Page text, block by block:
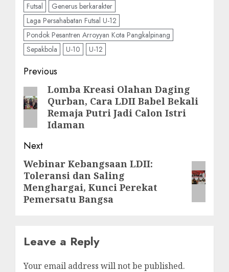
Futsal
Generus berkarakter
Laga Persahabatan Futsal U-12
Pondok Pesantren Arroyyan Kota Pangkalpinang
Sepakbola
U-10 U-12
Previous
Lomba Kreasi Olahan Daging
Qurban, Cara LDII Babel Bekali
Remaja Putri Jadi Calon Istri
Idaman
Next
Webinar Kebangsaan LDII:
Toleransi dan Saling
Menghargai, Kunci Perekat
Pemersatu Bangsa
Leave a Reply
Your email address will not be published.